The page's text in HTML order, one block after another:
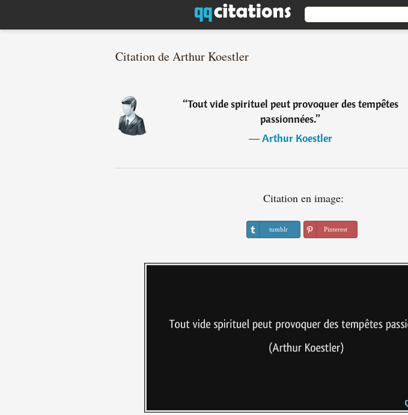
Citation de Arthur Koestler
“Tout vide spirituel peut provoquer des tempêtes
passionnées.”
―Arthur Koestler
Citation en image:
tumblr Pinterest